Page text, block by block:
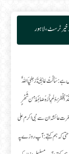
شرعی
اعمال
ٹرسٹ، لاہور
کثرت سے روزوں کا بیان : صحیح مسلم حدیث نمبر 1156 / 2719 میں ہے: سَأَلْتُ عَائِشَةَ رَضِيَ اللَّهُ
وَلَمْ أَرَهُ صَائِمًا مِن شَهْرٍ
عائشہ ان سے نبی اکرم علی
کہ ہم کہتے : آپ روزے پہ